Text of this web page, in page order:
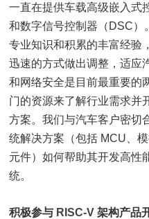
一直在提供车载高级嵌入式
和数字信号控制器（DSC）
专业知识和积累的丰富经验
迅速的方式做出调整，适应
和网络安全是目前最重要的
门的资源来了解行业需求并
方案。我们与汽车客户密切
统解决方案（包括 MCU、
元件）如何帮助其开发高性
统。
积极参与 RISC-V 架构产品